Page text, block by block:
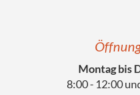
Montag bis
8:00 - 12:00